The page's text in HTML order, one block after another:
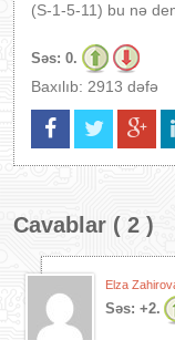
(S-1-5-11) bu nə
Səs: 0.
Baxılıb: 2913 dəfə
Cavablar ( 2 )
Elza
Səs: +2.